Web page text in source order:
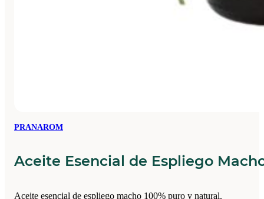
PRANAROM
Aceite Esencial de Espliego
Aceite esencial de espliego macho 100% puro y natural.